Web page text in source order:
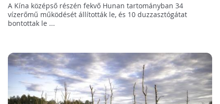
A Kína középső részén fekvő Hunan tartományban 34
vízerőmű működését állították le, és 10 duzzasztógátat
bontottak le ...